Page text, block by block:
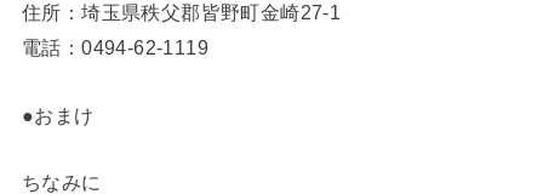
住所：埼玉県秩父郡皆野町金崎27-1
電話：0494-62-1119
●おまけ
ちなみに